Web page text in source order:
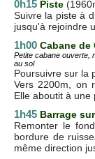
0h15 Piste
Suivre la piste à
jusqu'à rejoindre
1h00 Cabane de
Petite cabane ouverte,
au sol
Poursuivre sur la
Vers 2200m, on
Elle aboutit à une
1h45 Barrage
Remonter le
bordure de
même direction